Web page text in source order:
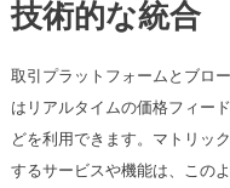
技術的な統合
取引プラットフォームとブロ
はリアルタイムの価格フィー
どを利用できます。マトリッ
するサービスや機能は、この